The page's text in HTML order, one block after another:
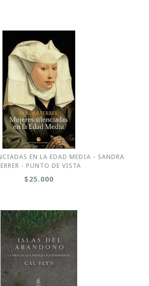
EN LA EDAD MEDIA - SANDRA
- PUNTO DE VISTA
$25.000